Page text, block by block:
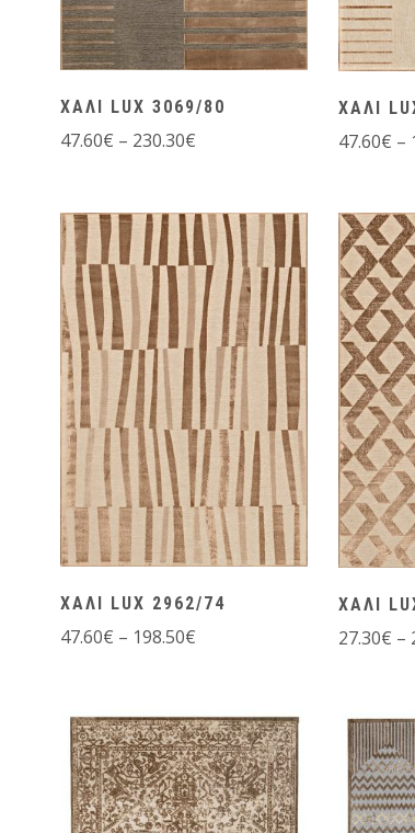
ΧΑΛΙ LUX 3069/80
47.60€ – 230.30€
ΧΑΛΙ
47.60€ –
ΧΑΛΙ LUX 2962/74
47.60€ – 198.50€
ΧΑΛΙ
27.30€ –